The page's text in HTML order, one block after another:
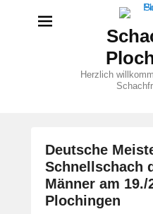
Herzlich
Deutsche
Schnellschach
Männer am
Plochingen